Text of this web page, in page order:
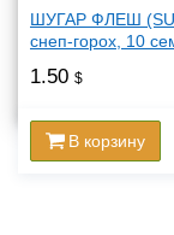
ШУГАР ФЛЕШ
снеп-горох, 10
1.50 $
В корзину